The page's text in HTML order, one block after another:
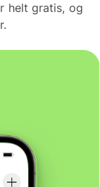
helt gratis, og